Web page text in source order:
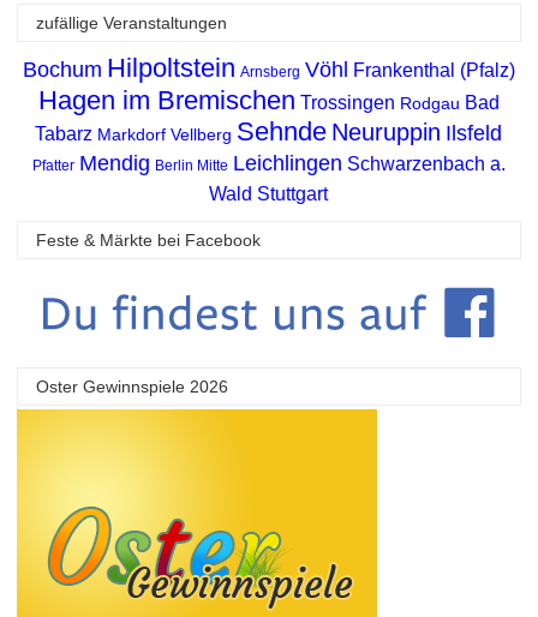
zufällige Veranstaltungen
Bochum Hilpoltstein Arnsberg Vöhl Frankenthal (Pfalz)
Hagen im Bremischen Trossingen Rodgau Bad
Tabarz Markdorf Vellberg Sehnde Neuruppin Ilsfeld
Pfatter Mendig Berlin Mitte Leichlingen Schwarzenbach a.
Wald Stuttgart
Feste & Märkte bei Facebook
Oster Gewinnspiele 2026